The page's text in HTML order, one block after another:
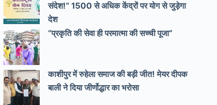
संदेश!” 1500 से अधिक केंद्रों पर योग से जुड़ेगा
देश
“प्रकृति की सेवा ही परमात्मा की सच्ची पूजा”
काशीपुर में रुहेला समाज की बड़ी जीत! मेयर दीपक
बाली ने दिया जीर्णोद्धार का भरोसा